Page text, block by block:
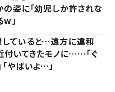
の姿に「幼児しか許されな
」
ていると…遠方に違和
付いてきたモノに……「ぐ
「やばいよ…」